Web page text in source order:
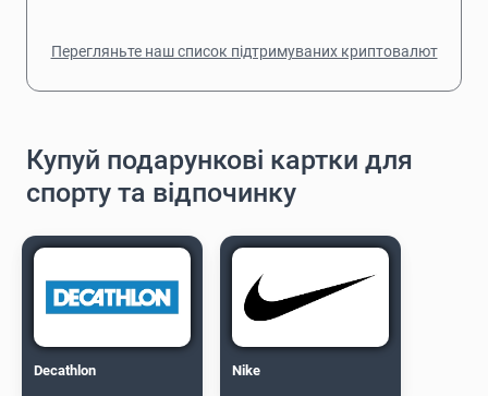
Перегляньте наш список підтримуваних криптовалют
Купуй подарункові картки для
спорту та відпочинку
Decathlon Nike